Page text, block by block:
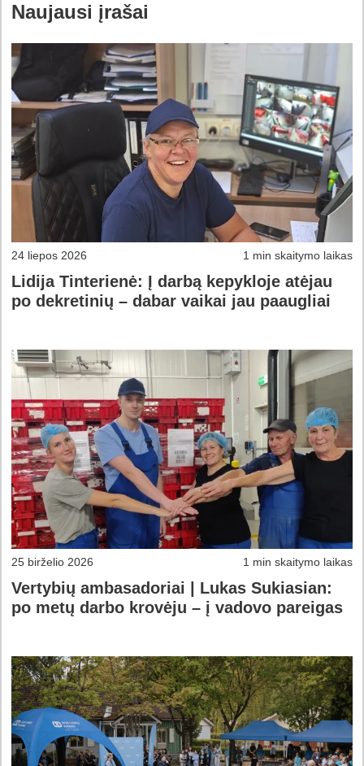
Naujausi įrašai
24 liepos 2026 1 min skaitymo laikas
Lidija Tinterienė: Į darbą kepykloje atėjau
po dekretinių – dabar vaikai jau paaugliai
25 birželio 2026 1 min skaitymo laikas
Vertybių ambasadoriai | Lukas Sukiasian:
po metų darbo krovėju – į vadovo pareigas